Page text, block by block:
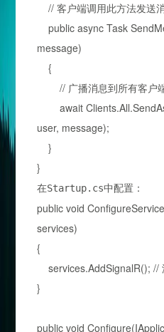
// 客户端调用此方法发送
public async Task
message)
{
// 广播消息到所有客户
await
user, message);
}
}
在Startup.cs中配置：
public void
services)
{
services.AddSignalR(); //
}
public void